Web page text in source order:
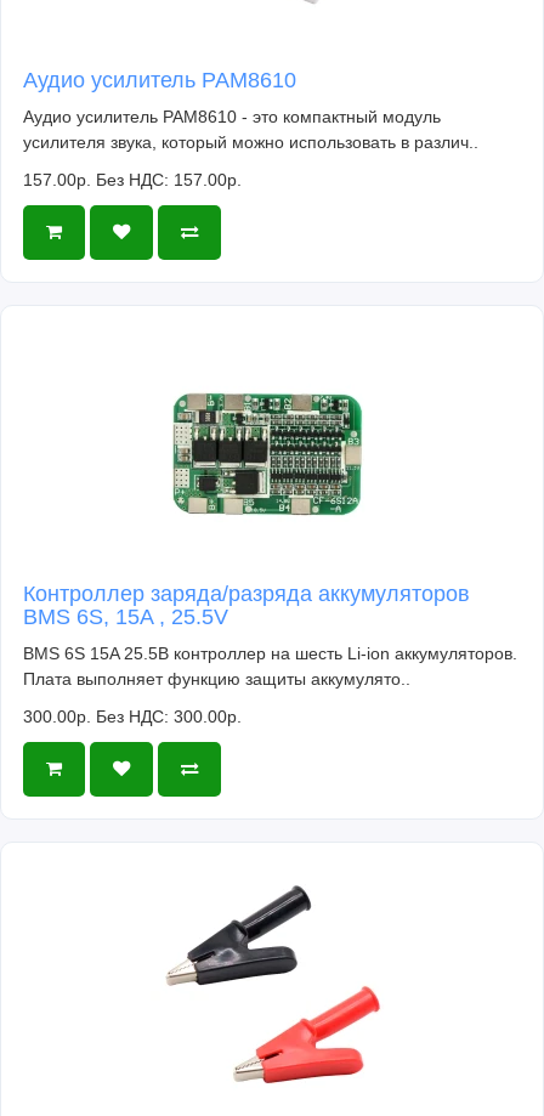
Аудио усилитель PAM8610
Аудио усилитель PAM8610 - это компактный модуль
усилителя звука, который можно использовать в различ..
157.00р. Без НДС: 157.00р.
Контроллер заряда/разряда аккумуляторов
BMS 6S, 15A , 25.5V
BMS 6S 15A 25.5В контроллер на шесть Li-ion аккумуляторов.
Плата выполняет функцию защиты аккумулято..
300.00р. Без НДС: 300.00р.